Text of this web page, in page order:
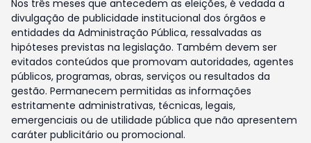
Nos três meses que antecedem as eleições, é vedada a
divulgação de publicidade institucional dos órgãos e
entidades da Administração Pública, ressalvadas as
hipóteses previstas na legislação. Também devem ser
evitados conteúdos que promovam autoridades, agentes
públicos, programas, obras, serviços ou resultados da
gestão. Permanecem permitidas as informações
estritamente administrativas, técnicas, legais,
emergenciais ou de utilidade pública que não apresentem
caráter publicitário ou promocional.